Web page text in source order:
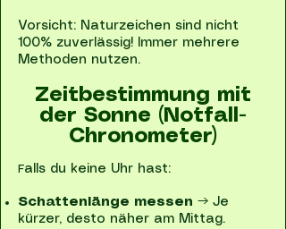
Vorsicht: Naturzeichen sind nicht
100% zuverlässig! Immer mehrere
Methoden nutzen.
Zeitbestimmung mit
der Sonne (Notfall-
Chronometer)
Falls du keine Uhr hast:
Schattenlänge messen → Je
kürzer, desto näher am Mittag.